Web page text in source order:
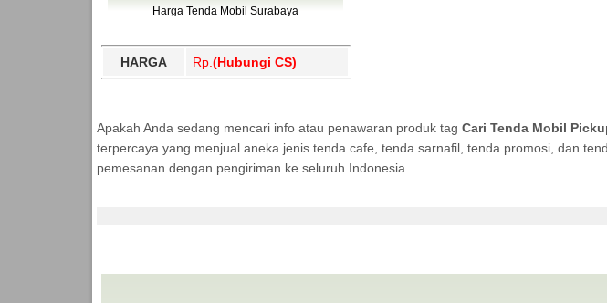
Harga Tenda Mobil Surabaya
HARGA Rp. (Hubungi CS)
Apakah Anda sedang mencari info atau penawaran produk tag Cari Tenda Mobil
terpercaya yang menjual aneka jenis tenda cafe, tenda sarnafil, tenda promosi, dan
pemesanan dengan pengiriman ke seluruh Indonesia.